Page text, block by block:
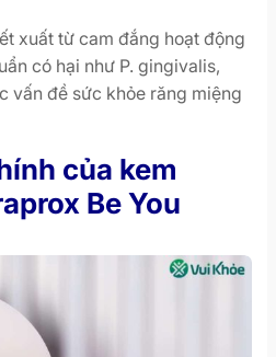
xuất từ cam đắng hoạt động
có hại như P. gingivalis,
vấn đề sức khỏe răng miệng
của kem
Be You